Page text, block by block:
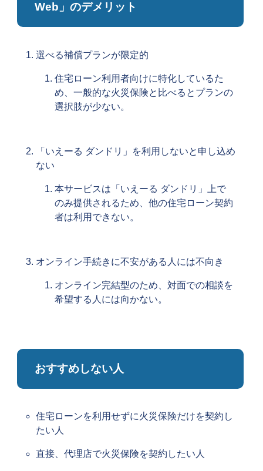
Web」のデメリット
選べる補償プランが限定的
住宅ローン利用者向けに特化しているた
め、一般的な火災保険と比べるとプランの
選択肢が少ない。
「いえーる ダンドリ」を利用しないと申し込め
ない
本サービスは「いえーる ダンドリ」上で
のみ提供されるため、他の住宅ローン契約
者は利用できない。
オンライン手続きに不安がある人には不向き
オンライン完結型のため、対面での相談を
希望する人には向かない。
おすすめしない人
住宅ローンを利用せずに火災保険だけを契約し
たい人
直接、代理店で火災保険を契約したい人